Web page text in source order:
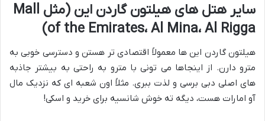
سایر هتل های هیلتون گاردن این (مثل Mall
of the Emirates، Al Mina، Al Rigga)
هیلتون گاردن این ها معمولاً اقتصادی تر هستن و دسترسی خوبی به
مترو دارن. از اینجاها می تونی با مترو به راحتی به بیشتر جاذبه
های اصلی دبی برسی و لذت ببری. مثلاً اون شعبه ای که نزدیک مال
آو امارات هست، دیگه ته خوش شانسیه برای خرید و اسکی!